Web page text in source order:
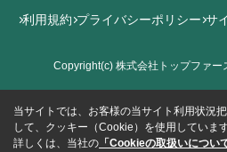
利用規約 プライバシーポリシー サ
Copyright(c) 株式会社トップファー
当サイトでは、お客様の当サイト利用状況
して、クッキー（Cookie）を使用しています
詳しくは、当社の 「Cookieの取扱いについ